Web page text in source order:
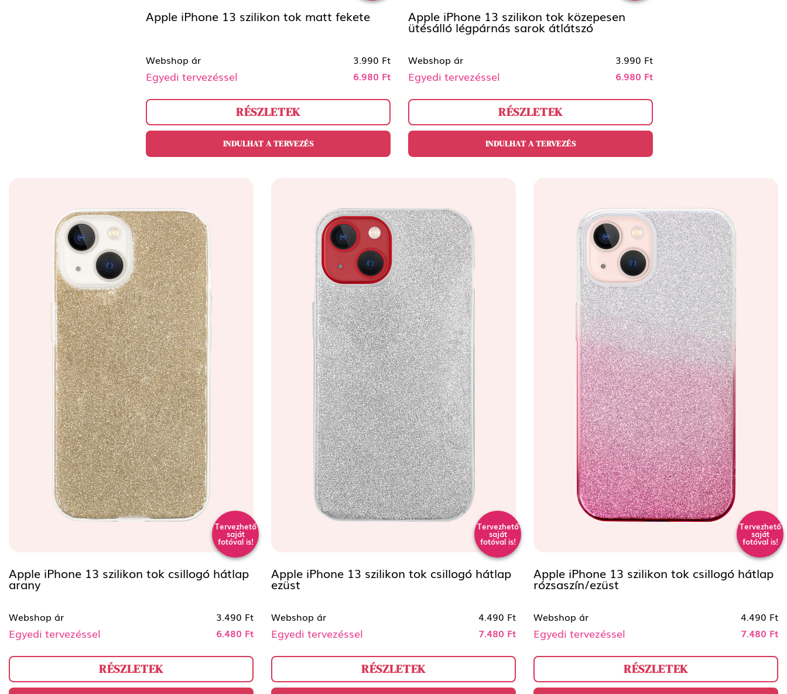
Apple iPhone 13 szilikon tok matt fekete
Webshop ár 3.990 Ft
Egyedi tervezéssel 6.980 Ft
RÉSZLETEK
INDULHAT A TERVEZÉS
Apple iPhone 13 szilikon tok közepesen
ütésálló légpárnás sarok átlátszó
Webshop ár 3.990 Ft
Egyedi tervezéssel 6.980 Ft
RÉSZLETEK
INDULHAT A TERVEZÉS
Tervezhető
saját
fotóval is!
Apple iPhone 13 szilikon tok csillogó hátlap
arany
Webshop ár 3.490 Ft
Egyedi tervezéssel 6.480 Ft
RÉSZLETEK
Tervezhető
saját
fotóval is!
Apple iPhone 13 szilikon tok csillogó hátlap
ezüst
Webshop ár 4.490 Ft
Egyedi tervezéssel 7.480 Ft
RÉSZLETEK
Tervezhető
saját
fotóval is!
Apple iPhone 13 szilikon tok csillogó hátlap
rózsaszín/ezüst
Webshop ár 4.490 Ft
Egyedi tervezéssel 7.480 Ft
RÉSZLETEK